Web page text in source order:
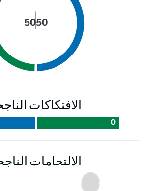
50
50
الافتكاكات
0
الالتحامات